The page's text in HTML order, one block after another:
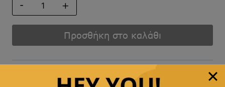
ποσότητα
Προσθήκη στο καλάθι
Άμεση αποστολή& γρήγορη παράδοση